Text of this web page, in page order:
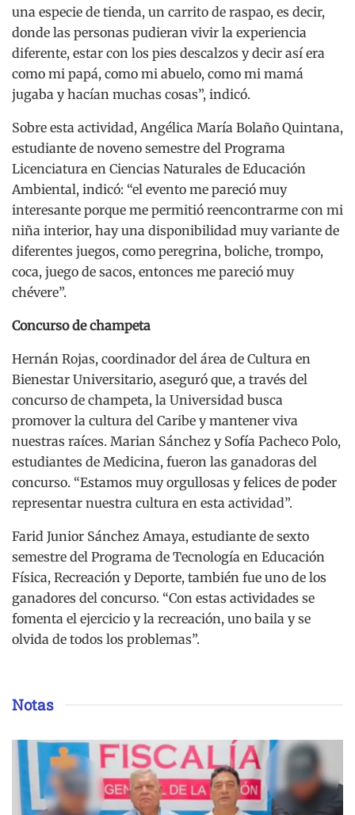
una especie de tienda, un carrito de raspao, es decir,
donde las personas pudieran vivir la experiencia
diferente, estar con los pies descalzos y decir así era
como mi papá, como mi abuelo, como mi mamá
jugaba y hacían muchas cosas”, indicó.
Sobre esta actividad, Angélica María Bolaño Quintana,
estudiante de noveno semestre del Programa
Licenciatura en Ciencias Naturales de Educación
Ambiental, indicó: “el evento me pareció muy
interesante porque me permitió reencontrarme con mi
niña interior, hay una disponibilidad muy variante de
diferentes juegos, como peregrina, boliche, trompo,
coca, juego de sacos, entonces me pareció muy
chévere”.
Concurso de champeta
Hernán Rojas, coordinador del área de Cultura en
Bienestar Universitario, aseguró que, a través del
concurso de champeta, la Universidad busca
promover la cultura del Caribe y mantener viva
nuestras raíces. Marian Sánchez y Sofía Pacheco Polo,
estudiantes de Medicina, fueron las ganadoras del
concurso. “Estamos muy orgullosas y felices de poder
representar nuestra cultura en esta actividad”.
Farid Junior Sánchez Amaya, estudiante de sexto
semestre del Programa de Tecnología en Educación
Física, Recreación y Deporte, también fue uno de los
ganadores del concurso. “Con estas actividades se
fomenta el ejercicio y la recreación, uno baila y se
olvida de todos los problemas”.
Notas